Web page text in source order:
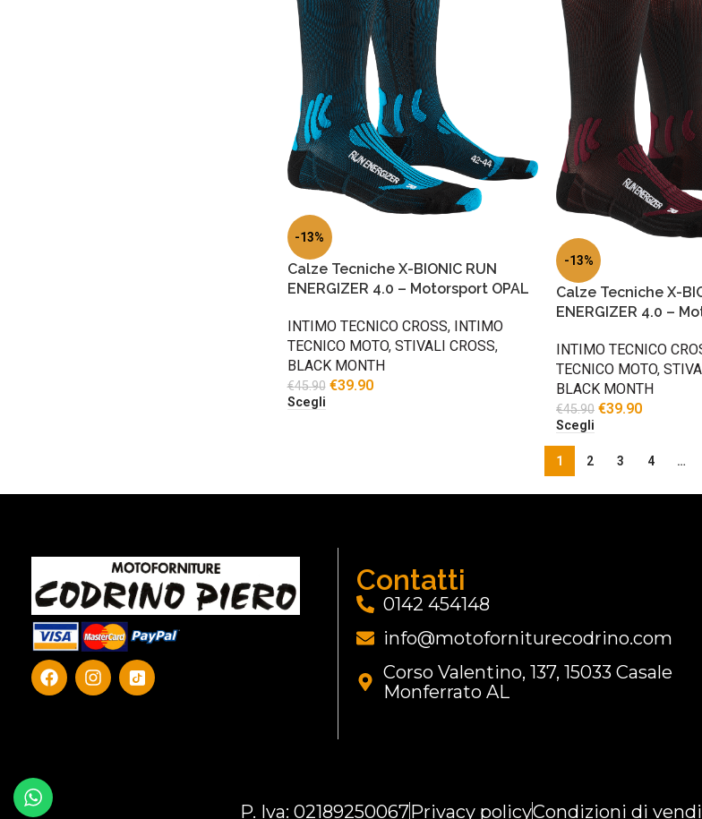
-13%
Calze Tecniche X-BIONIC RUN
ENERGIZER 4.0 – Motorsport OPAL
INTIMO TECNICO CROSS, INTIMO
TECNICO MOTO, STIVALI CROSS,
BLACK MONTH
€45.90 €39.90
Scegli
-13%
Calze Tecniche X-
ENERGIZER 4.0 –
INTIMO TECNICO
TECNICO MOTO,
BLACK MONTH
€45.90 €39.90
Scegli
1 2 3 4 …
Contatti
0142 454148
info@motoforniturecodrino.com
Corso Valentino, 137, 15033 Casale
Monferrato AL
P. Iva: 02189250067Privacy policyCondizioni di